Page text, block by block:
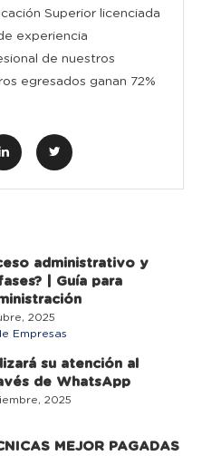
Superior licenciada
experiencia
de nuestros
egresados ganan 72%
administrativo y
| Guía para
2025
Empresas
su atención al
de WhatsApp
2025
MEJOR PAGADAS